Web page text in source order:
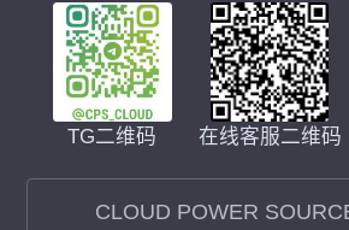
TG二维码 在线客服二维码
CLOUD POWER